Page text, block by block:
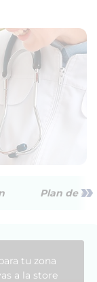
Plan de »
tu zona
a la store